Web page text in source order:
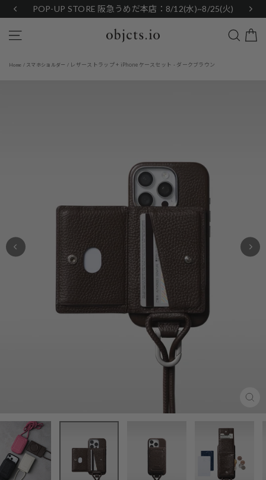
content
POP-UP STORE 阪急うめだ本店：8/12(水)~8/25(火)
Search
Home / スマホショルダー / レザーストラップ + iPhoneケースセット - ダークブラウン